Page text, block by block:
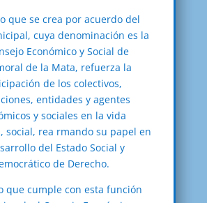
que se crea por acuerdo del
cuya denominación es la
Económico y Social de
de la Mata, refuerza la
de los colectivos,
entidades y agentes
y sociales en la vida
social, rea rmando su papel en
del Estado Social y
de Derecho.
que cumple con esta función